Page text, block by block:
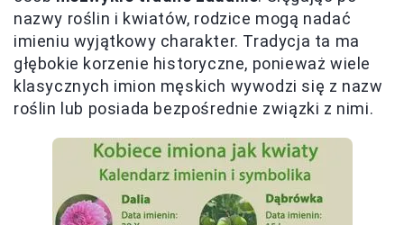
nazwy roślin i kwiatów, rodzice mogą nadać
imieniu wyjątkowy charakter. Tradycja ta ma
głębokie korzenie historyczne, ponieważ wiele
klasycznych imion męskich wywodzi się z nazw
roślin lub posiada bezpośrednie związki z nimi.